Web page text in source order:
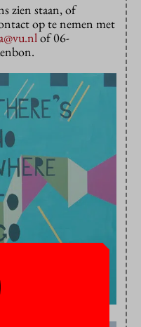
zien staan, of
op te nemen met
of 06-